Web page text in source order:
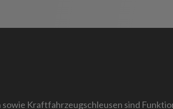
Kraftfahrzeugschleusen sind